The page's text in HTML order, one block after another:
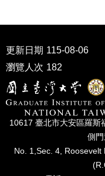
試
區
所
學
會
更新日期 115-08-06
瀏覽人次 182
10617 臺北市⼤安區羅斯
側⾨
No. 1,Sec. 4, Roosevelt